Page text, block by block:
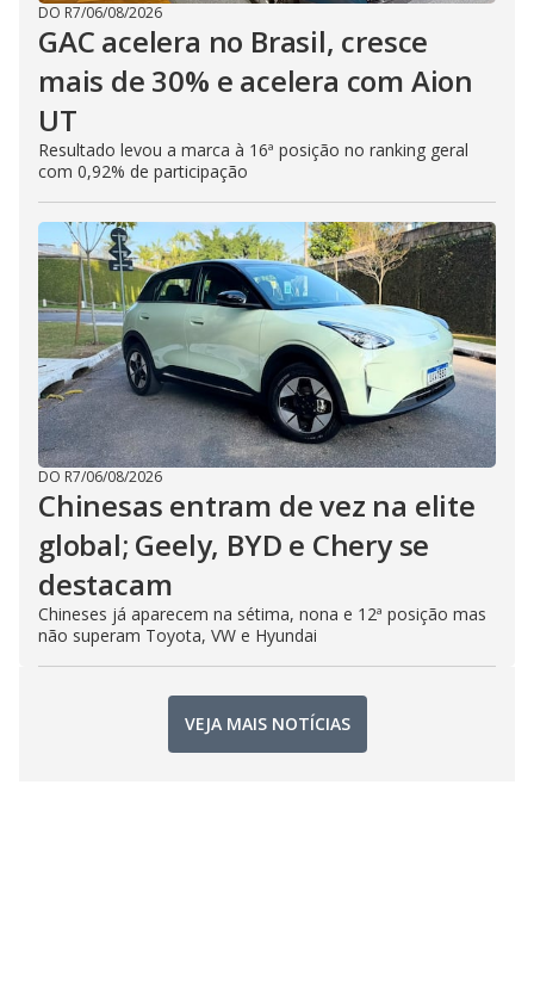
DO R7/06/08/2026
GAC acelera no Brasil, cresce
mais de 30% e acelera com Aion
UT
Resultado levou a marca à 16ª posição no ranking geral
com 0,92% de participação
DO R7/06/08/2026
Chinesas entram de vez na elite
global; Geely, BYD e Chery se
destacam
Chineses já aparecem na sétima, nona e 12ª posição mas
não superam Toyota, VW e Hyundai
VEJA MAIS NOTÍCIAS